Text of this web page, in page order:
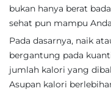
bukan hanya berat
sehat pun mampu
Pada dasarnya, naik
bergantung pada
jumlah kalori yang
Asupan kalori